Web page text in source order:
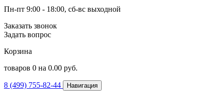
Пн-пт 9:00 - 18:00, сб-вс выходной
Заказать звонок
Задать вопрос
Корзина
товаров 0 на 0.00 руб.
8 (499) 755-82-44 Навигация